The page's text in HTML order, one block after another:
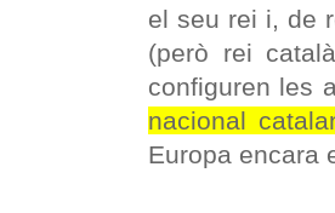
el seu rei i, de
(però rei
configuren les
nacional
Europa encara